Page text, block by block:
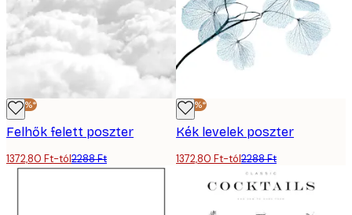
-40%*
Felhők felett poszter
1372,80 Ft-tól2288 Ft
-40%*
Kék levelek poszter
1372,80 Ft-tól2288 Ft